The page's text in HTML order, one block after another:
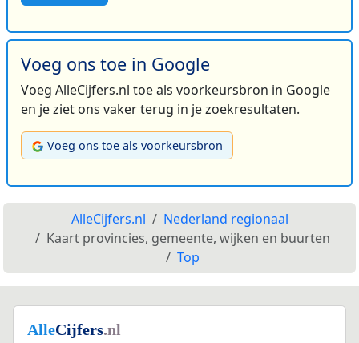
Voeg ons toe in Google
Voeg AlleCijfers.nl toe als voorkeursbron in Google
en je ziet ons vaker terug in je zoekresultaten.
Voeg ons toe als voorkeursbron
AlleCijfers.nl
Nederland regionaal
Kaart provincies, gemeente, wijken en buurten
Top